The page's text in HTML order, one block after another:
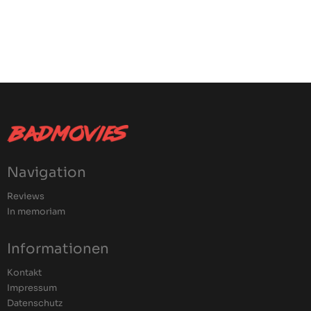
Navigation
Reviews
In memoriam
Informationen
Kontakt
Impressum
Datenschutz